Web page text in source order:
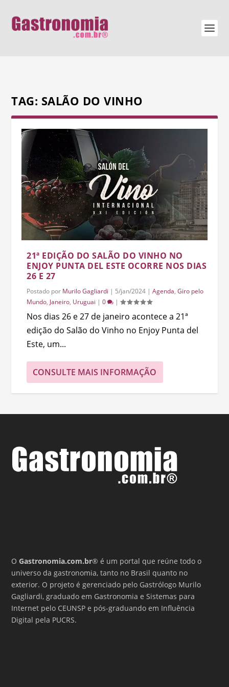
TAG: SALÃO DO VINHO
21ª EDIÇÃO DO SALÃO DO VINHO NO
ENJOY PUNTA DEL ESTE OCORRE NOS DIAS
26 E 27
Postado por Murilo Gagliardi | 5/jan/2024 |Agenda,Giro pelo
Mundo, Janeiro, Uruguai |0 |
Nos dias 26 e 27 de janeiro acontece a 21ª
edição do Salão do Vinho no Enjoy Punta del
Este, um...
CONSULTE MAIS INFORMAÇÃO
OGastronomia.com.br® é um portal que reúne todo o
universo da gastronomia, tanto no Brasil quanto no
exterior. O projeto é gerenciado pelo Gastrólogo Murilo
Gagliardi, graduado em Gastronomia e Sistemas para
Internet pelo CEUNSP e pós-graduando em Influência
Digital pela PUCRS.